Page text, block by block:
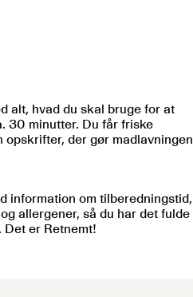
alt, hvad du skal bruge for at
30 minutter. Du får friske
der gør madlavningen
information om tilberedningstid,
allergener, så du har det fulde
Det er Retnemt!